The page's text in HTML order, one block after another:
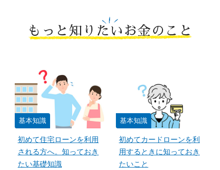
もっと知りたいお金のこと
基本知識
初めて住宅ローンを利用
される方へ。知っておき
たい基礎知識
基本知識
初めてカードローンを利
用するときに知っておき
たいこと